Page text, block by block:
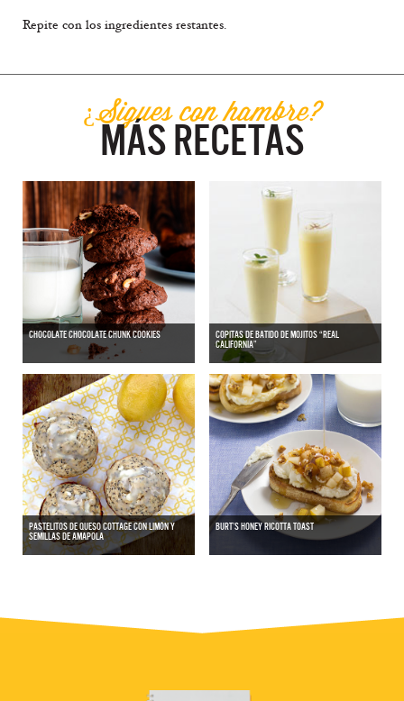
Repite con los ingredientes restantes.
¿Sigues con hambre?
MÁS RECETAS
CHOCOLATE CHOCOLATE CHUNK COOKIES
COPITAS DE BATIDO DE MOJITOS “REAL
CALIFORNIA”
PASTELITOS DE QUESO COTTAGE CON LIMÓN Y
SEMILLAS DE AMAPOLA
BURT’S HONEY RICOTTA TOAST